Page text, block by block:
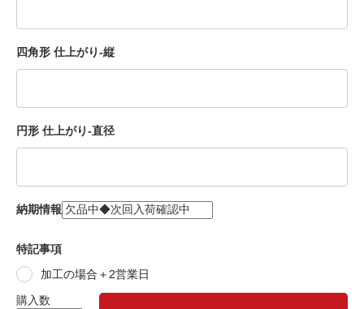
四角形 仕上がり-縦
円形 仕上がり-直径
納期情報
特記事項
加工の場合＋2営業日
購入数